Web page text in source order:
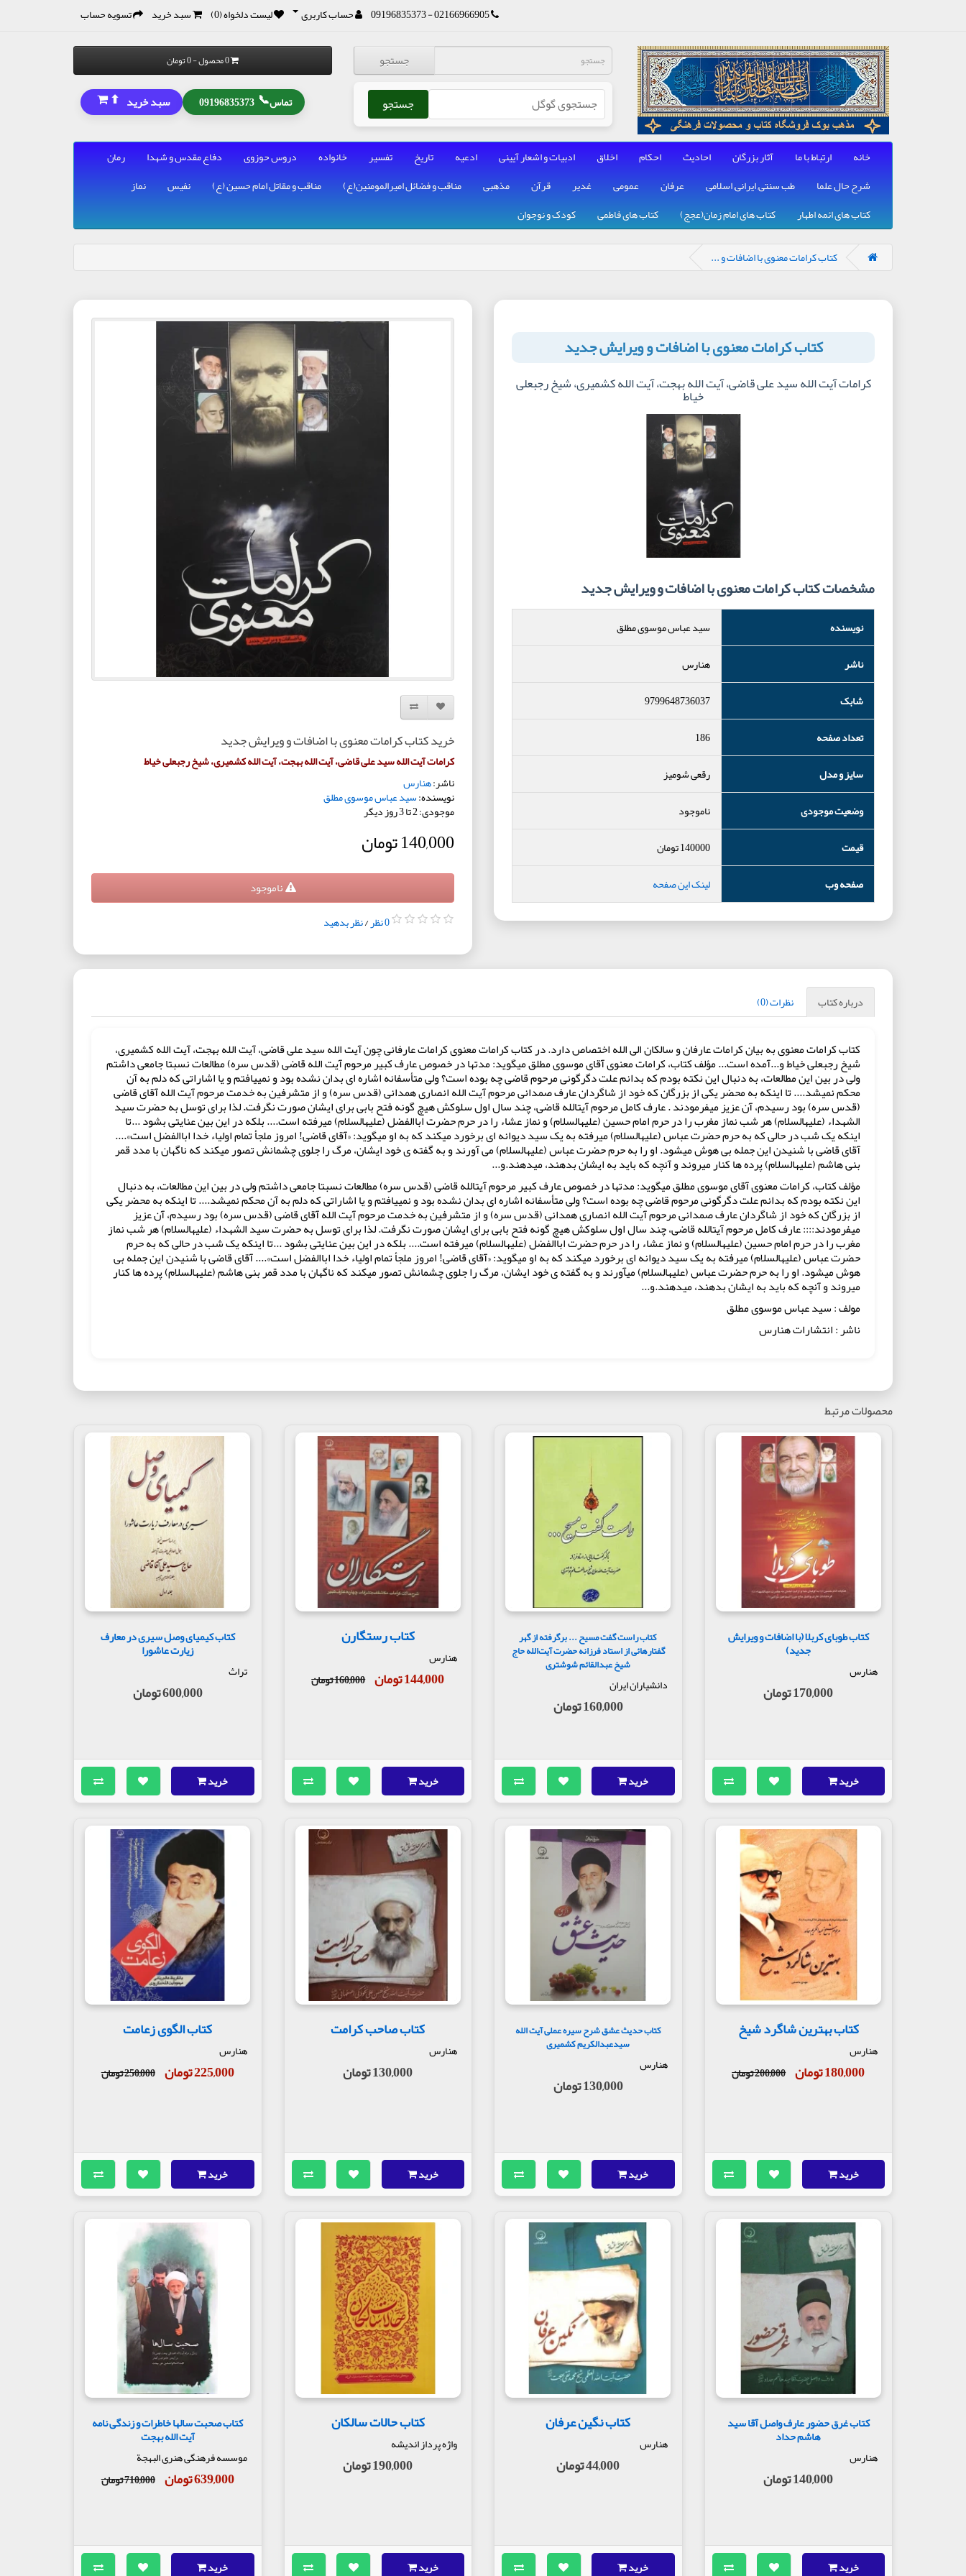
02166966905 - 09196835373 حساب کاربری لیست دلخواه (0) سبد خرید تسویه حساب
جستجو
جستجو
0 محصول - 0 تومان
تماس📞
09196835373 سبد خرید ⬆
خانه ارتباط با ما آثار بزرگان احادیث احکام اخلاق ادبیات و اشعار آیینی ادعیه تاریخ تفسیر خانواده دروس حوزوی دفاع مقدس و شهدا
رمان
شرح حال علما
طب سنتی, ایرانی, اسلامی عرفان عمومی غدیر قرآن مذهبی مناقب و فضائل امیرالمومنین(ع) مناقب و مقاتل امام حسین (ع) نفیس
نماز
کتاب های ائمه اطهار
کتاب های امام زمان(عجج) کتاب های فاطمی کودک و نوجوان
کتاب کرامات معنوی با اضافات و ...
کتاب کرامات معنوی با اضافات و ویرایش جدید
کرامات آیت الله سید علی قاضی، آیت الله بهجت، آیت الله کشمیری، شیخ رجبعلی
خیاط
مشخصات کتاب کرامات معنوی با اضافات و ویرایش جدید
نویسنده
سید عباس موسوی مطلق
ناشر
هنارس
شابک
9799648736037
تعداد صفحه
186
سایز و مدل
رقعی شومیز
وضعیت موجودی
ناموجود
قیمت
140000تومان
صفحه وب
لینک این صفحه
افزودن به لیست دلخواه
مقایسه این محصول
خرید کتاب کرامات معنوی با اضافات و ویرایش جدید
کرامات آیت الله سید علی قاضی، آیت الله بهجت، آیت الله کشمیری، شیخ رجبعلی خیاط
ناشر:هنارس
نویسنده:سید عباس موسوی مطلق
موجودی: 2 تا 3 روز دیگر
140,000 تومان
ناموجود
0 نظر /نظر بدهید
درباره کتاب نظرات (0)
کتاب کرامات معنوی به بیان کرامات عارفان و سالکان الی الله اختصاص دارد. در کتاب کرامات معنوی کرامات عارفانی چون آیت الله سید علی قاضی، آیت الله بهجت، آیت الله کشمیری،
شیخ رجبعلی خیاط و...آمده است... مؤلف کتاب، کرامات معنوی آقای موسوی مطلق می‏گوید: مدتها در خصوص عارف کبیر مرحوم آیت ‏الله قاضی (قدس سره) مطالعات نسبتا جامعی داشتم
ولی در بین این مطالعات، به دنبال این نکته بودم که بدانم علت دگرگونی مرحوم قاضی چه بوده است؟ ولی متأسفانه اشاره ‏ای بدان نشده بود و نمی‏یافتم و یا اشاراتی که دلم به آن
محکم نمی‏شد.... تا اینکه به محضر یکی از بزرگان که خود از شاگردان عارف صمدانی مرحوم آیت‏ الله انصاری همدانی (قدس سره) و از متشرفین به خدمت مرحوم آیت الله آقای قاضی
(قدس سره) بود رسیدم، آن عزیز می‏فرمودند . عارف کامل مرحوم آیت‏الله قاضی، چند سال اول سلوکش هیچ گونه فتح بابی برای ایشان صورت نگرفت. لذا برای توسل به حضرت سید
الشهداء (علیه‏السلام) هر شب نماز مغرب را در حرم امام حسین (علیه‏السلام) و نماز عشاء را در حرم حضرت اباالفضل (علیه‏السلام) می‏رفته است.... بلکه در این بین عنایتی بشود ...تا
اینکه یک شب در حالی که به حرم حضرت عباس (علیه‏السلام) می‏رفته به یک سید دیوانه ‏ای برخورد می‏کند که به او می‏گوید: «آقای قاضی! امروز ملجأ تمام اولیاء خدا اباالفضل است»....
آقای قاضی با شنیدن این جمله بی هوش می‏شود. او را به حرم حضرت عباس (علیه‏السلام) می‏ آورند و به گفته ‏ی خود ایشان، مرگ را جلوی چشمانش تصور می‏کند که ناگهان با مدد قمر
بنی‏ هاشم (علیه‏السلام) پرده‏ ها کنار می‏روند و آنچه که باید به ایشان بدهند، می‏دهند.و...
مؤلف کتاب، کرامات معنوی آقای موسوی مطلق می‏گوید: مدتها در خصوص عارف کبیر مرحوم آیت‏الله قاضی (قدس سره) مطالعات نسبتا جامعی داشتم ولی در بین این مطالعات، به دنبال
این نکته بودم که بدانم علت دگرگونی مرحوم قاضی چه بوده است؟ ولی متأسفانه اشاره ‏ای بدان نشده بود و نمی‏یافتم و یا اشاراتی که دلم به آن محکم نمی‏شد.... تا اینکه به محضر یکی
از بزرگان که خود از شاگردان عارف صمدانی مرحوم آیت‏ الله انصاری همدانی (قدس سره) و از متشرفین به خدمت مرحوم آیت الله آقای قاضی (قدس سره) بود رسیدم، آن عزیز
می‏فرمودند:::: عارف کامل مرحوم آیت‏الله قاضی، چند سال اول سلوکش هیچ گونه فتح بابی برای ایشان صورت نگرفت. لذا برای توسل به حضرت سید الشهداء (علیه‏السلام) هر شب نماز
مغرب را در حرم امام حسین (علیه‏السلام) و نماز عشاء را در حرم حضرت اباالفضل (علیه‏السلام) می‏رفته است.... بلکه در این بین عنایتی بشود ...تا اینکه یک شب در حالی که به حرم
حضرت عباس (علیه‏السلام) می‏رفته به یک سید دیوانه ‏ای برخورد می‏کند که به او می‏گوید: «آقای قاضی! امروز ملجأ تمام اولیاء خدا اباالفضل است».... آقای قاضی با شنیدن این جمله بی
هوش می‏شود. او را به حرم حضرت عباس (علیه‏السلام) می‏آورند و به گفته ‏ی خود ایشان، مرگ را جلوی چشمانش تصور می‏کند که ناگهان با مدد قمر بنی‏ هاشم (علیه‏السلام) پرده‏ ها کنار
می‏روند و آنچه که باید به ایشان بدهند، می‏دهند.و...
مولف : سید عباس موسوی مطلق
ناشر : انتشارات هنارس
محصولات مرتبط
کتاب طوبای کربلا (با اضافات و ویرایش
جدید)
هنارس
170,000 تومان
خرید
کتاب راست گفت مسیح ... برگرفته از گهر
گفتارهائی از استاد فرزانه حضرت آیت‌الله حاج
شیخ عبدالقائم شوشتری
دانشیاران ایران
160,000 تومان
خرید
کتاب رستگارن
هنارس
144,000 تومان 160,000 تومان
خرید
کتاب کیمیای وصل سیری در معارف
زیارت عاشورا
تراث
600,000 تومان
خرید
کتاب بهترین شاگرد شیخ
هنارس
180,000 تومان 200,000 تومان
خرید
کتاب حدیث عشق شرح سیره عملی آیت الله
سیدعبدالکریم کشمیری
هنارس
130,000 تومان
خرید
کتاب صاحب کرامت
هنارس
130,000 تومان
خرید
کتاب الگوی زعامت
هنارس
225,000 تومان 250,000 تومان
خرید
کتاب غرق حضور عارف واصل آقا سید
هاشم حداد
هنارس
140,000 تومان
خرید
کتاب نگین عرفان
هنارس
44,000 تومان
خرید
کتاب حالات سالکان
واژه پرداز اندیشه
190,000 تومان
خرید
کتاب صحبت سالها خاطرات و زندگی نامه
آیت الله بهجت
موسسه فرهنگی هنری البهجة
639,000 تومان 710,000 تومان
خرید